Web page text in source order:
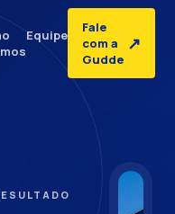
Equipe
Fale
com a
Gudde
↗